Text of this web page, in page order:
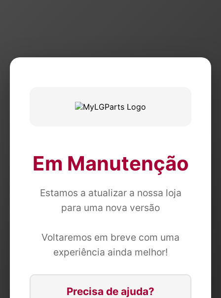
Em Manutenção
Estamos a atualizar a nossa loja
para uma nova versão
Voltaremos em breve com uma
experiência ainda melhor!
Precisa de ajuda?